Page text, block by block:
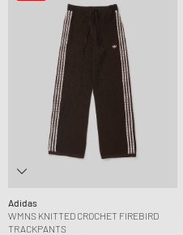
Adidas
WMNS KNITTED CROCHET FIREBIRD
TRACKPANTS